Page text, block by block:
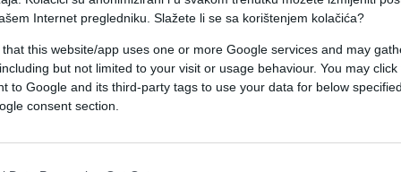
Internet pregledniku. Slažete li se sa korištenjem kolačića?
that this website/app uses one or more Google services and may
but not limited to your visit or usage behaviour. You may
to Google and its third-party tags to use your data for below
consent section.
Oni su prava napast za Ijude: Evo kako
liječiti HEMOROIDE PRIRODNIM
PUTEM
Saznaj više